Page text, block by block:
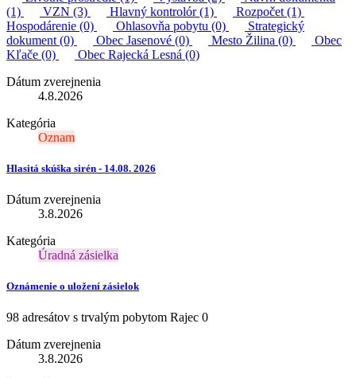
(1)
VZN (3) Hlavný kontrolór (1)
Rozpočet (1)
Hospodárenie (0)
Ohlasovňa pobytu (0)
Strategický
dokument (0)
Obec Jasenové (0) Mesto Žilina (0)
Obec
Kľače (0)
Obec Rajecká Lesná (0)
Dátum zverejnenia
4.8.2026
Kategória
Oznam
Hlasitá skúška sirén - 14.08. 2026
Dátum zverejnenia
3.8.2026
Kategória
Úradná zásielka
Oznámenie o uložení zásielok
98 adresátov s trvalým pobytom Rajec 0
Dátum zverejnenia
3.8.2026